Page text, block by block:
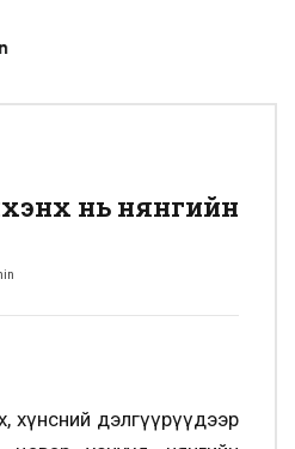
нь нянгийн
хүнсний дэлгүүрүүдээр